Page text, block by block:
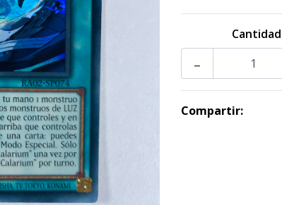
Cantidad
-
Compartir: